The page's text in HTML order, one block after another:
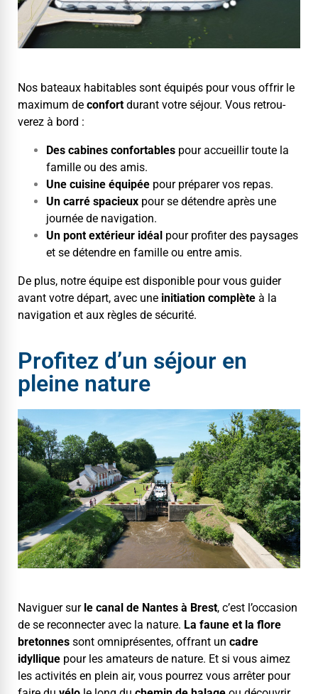
Nos bateaux hab­it­a­bles sont équipés pour vous offrir le
max­i­mum de con­fort durant votre séjour. Vous retrou­
verez à bord :
Des cab­ines con­fort­a­bles pour accueil­lir toute la
famille ou des amis.
Une cui­sine équipée pour pré­par­er vos repas.
Un car­ré spa­cieux pour se déten­dre après une
journée de navigation.
Un pont extérieur idéal pour prof­iter des paysages
et se déten­dre en famille ou entre amis.
De plus, notre équipe est disponible pour vous guider
avant votre départ, avec une ini­ti­a­tion com­plète à la
nav­i­ga­tion et aux règles de sécurité.
Profitez d’un séjour en
pleine nature
Nav­iguer sur le canal de Nantes à Brest, c’est l’occasion
de se recon­necter avec la nature. La faune et la flo­re
bre­tonnes sont omniprésentes, offrant un cadre
idyllique pour les ama­teurs de nature. Et si vous aimez
les activ­ités en plein air, vous pour­rez vous arrêter pour